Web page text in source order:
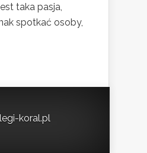
taka pasja,
spotkać osoby,
koral.pl